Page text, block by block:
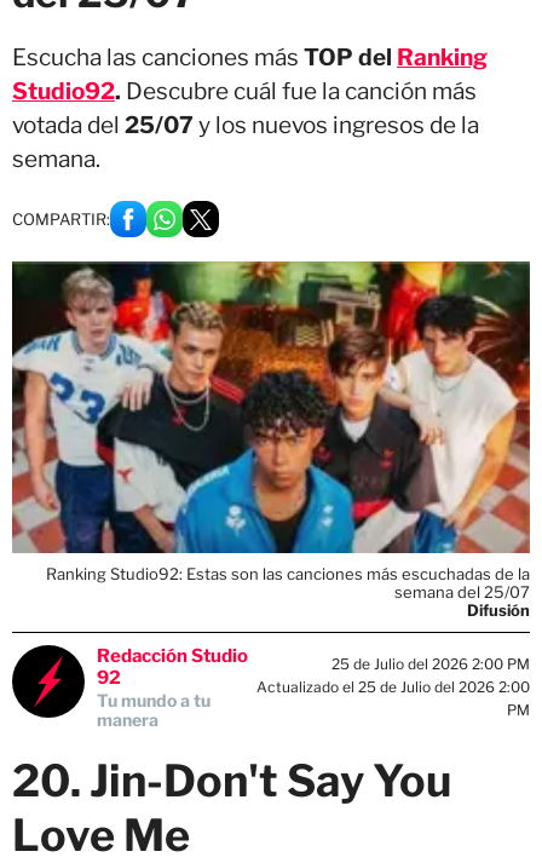
Escucha las canciones más TOP del Ranking
Studio92. Descubre cuál fue la canción más
votada del 25/07 y los nuevos ingresos de la
semana.
COMPARTIR:
Ranking Studio92: Estas son las canciones más escuchadas de la
semana del 25/07
Difusión
Redacción Studio
92
Tu mundo a tu
manera
25 de Julio del 2026 2:00 PM
Actualizado el 25 de Julio del 2026 2:00
PM
20. Jin-Don't Say You
Love Me